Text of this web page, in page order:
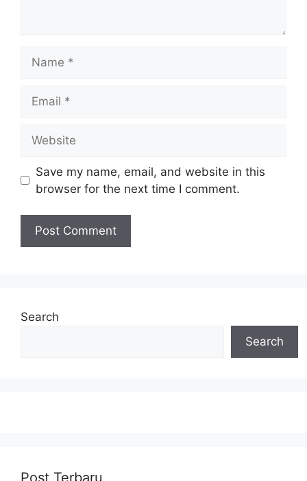
Save my name, email, and website in this
browser for the next time I comment.
Search
Search